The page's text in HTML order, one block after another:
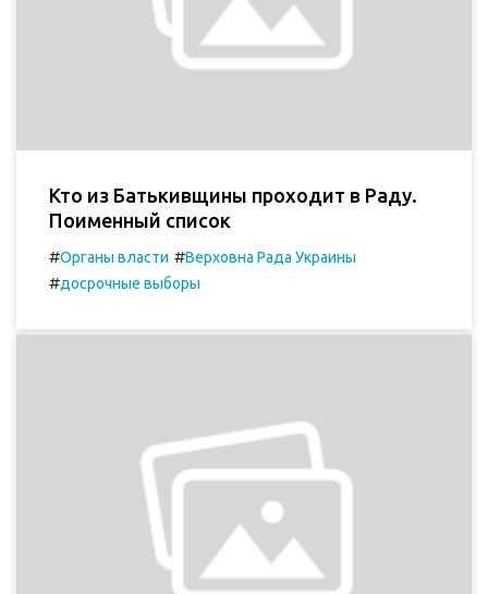
Кто из Батькивщины проходит в Раду.
Поименный список
#Органы власти #Верховна Рада Украины
#досрочные выборы